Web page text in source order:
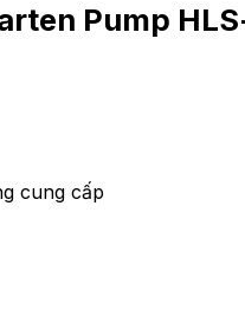
Pump
cung cấp